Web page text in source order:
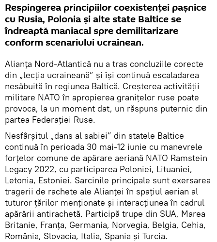
Respingerea principiilor coexistenței pașnice
cu Rusia, Polonia și alte state Baltice se
îndreaptă maniacal spre demilitarizare
conform scenariului ucrainean.
Alianța Nord-Atlantică nu a tras concluziile corecte
din „lecția ucraineană” și își continuă escaladarea
nesăbuită în regiunea Baltică. Creșterea activității
militare NATO în apropierea granițelor ruse poate
provoca, la un moment dat, un răspuns puternic din
partea Federației Ruse.
Nesfârșitul „dans al sabiei” din statele Baltice
continuă în perioada 30 mai-12 iunie cu manevrele
forțelor comune de apărare aeriană NATO Ramstein
Legacy 2022, cu participarea Poloniei, Lituaniei,
Letonia, Estoniei. Sarcinile principale sunt exersarea
tragerii de rachete ale Alianței în spațiul aerian al
tuturor țărilor menționate și interacțiunea în cadrul
apărării antirachetă. Participă trupe din SUA, Marea
Britanie, Franța, Germania, Norvegia, Belgia, Cehia,
România, Slovacia, Italia, Spania și Turcia.